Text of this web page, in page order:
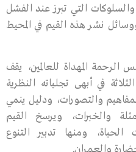
التي تبرز عند الفشل
نشر هذه القيم في المحيط
الرحمة المهداة للعالمين، يقف
في أبهى تجلياته النظرية
والتصورات، ودليل ينمي
والخبرات، ويرسخ القيم
ومنها تدبير التنوع
والعمران.